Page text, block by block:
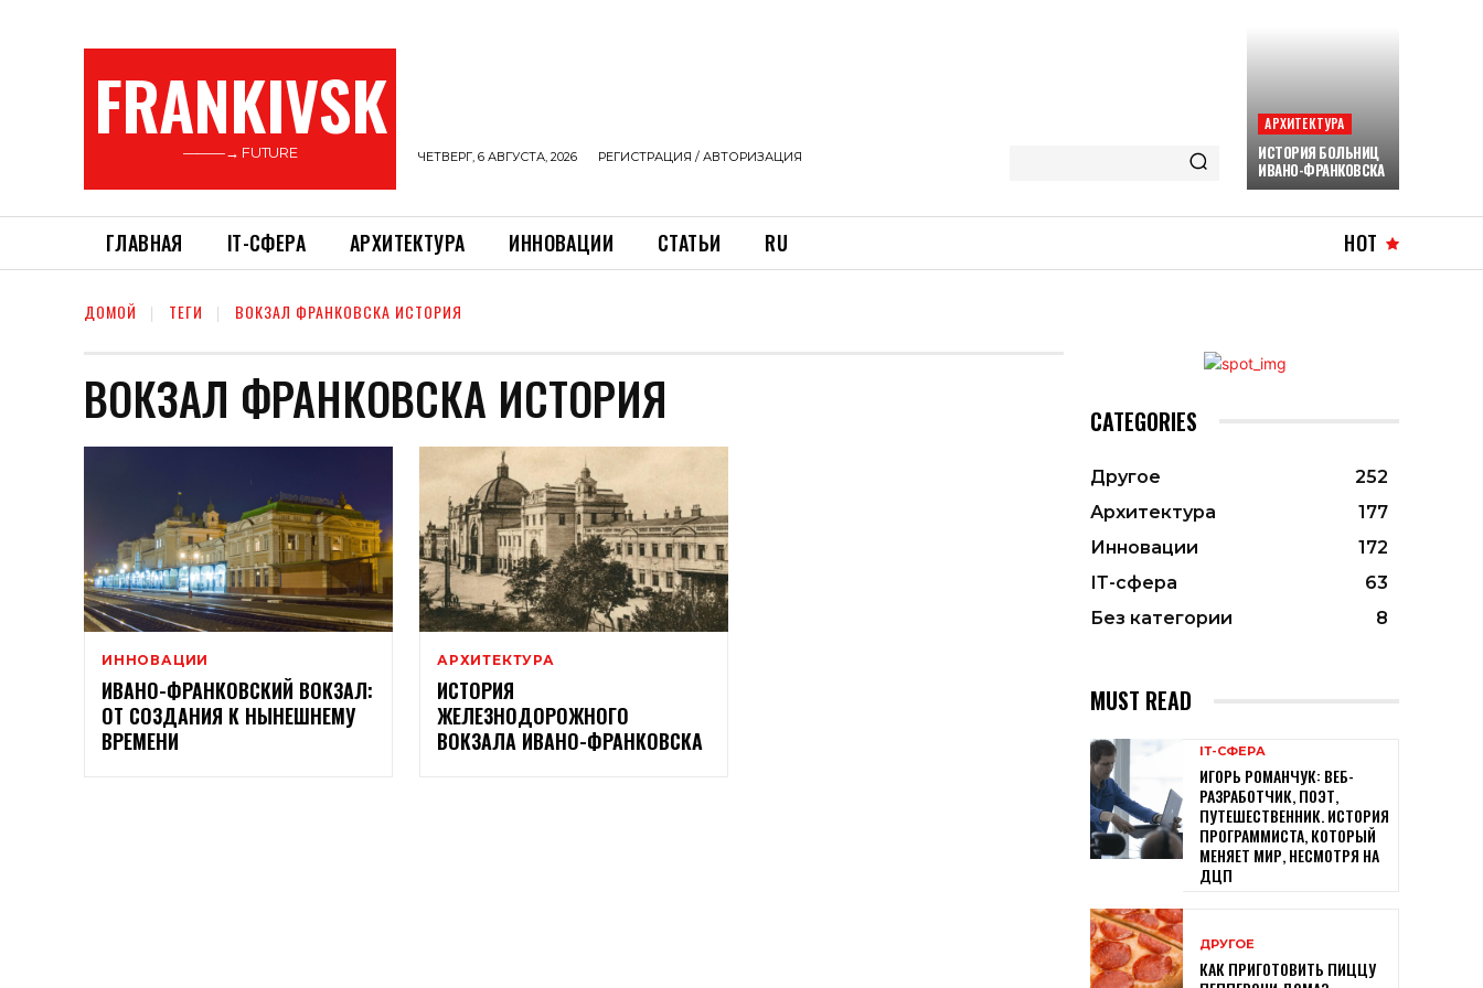
FRANKIVSK
———→ FUTURE ЧЕТВЕРГ, 6 АВГУСТА, 2026 РЕГИСТРАЦИЯ / АВТОРИЗАЦИЯ
АРХИТЕКТУРА
ИСТОРИЯ БОЛЬНИЦ
ИВАНО-ФРАНКОВСКА
ГЛАВНАЯ ІТ-СФЕРА АРХИТЕКТУРА ИННОВАЦИИ СТАТЬИ RU HOT
ДОМОЙ ТЕГИ ВОКЗАЛ ФРАНКОВСКА ИСТОРИЯ
ВОКЗАЛ ФРАНКОВСКА ИСТОРИЯ
ИННОВАЦИИ
ИВАНО-ФРАНКОВСКИЙ ВОКЗАЛ:
ОТ СОЗДАНИЯ К НЫНЕШНЕМУ
ВРЕМЕНИ
АРХИТЕКТУРА
ИСТОРИЯ
ЖЕЛЕЗНОДОРОЖНОГО
ВОКЗАЛА ИВАНО-ФРАНКОВСКА
CATEGORIES
Другое
252
Архитектура
177
Инновации
172
ІТ-сфера
63
Без категории
8
MUST READ
ІТ-СФЕРА
ИГОРЬ РОМАНЧУК: ВЕБ-
РАЗРАБОТЧИК, ПОЭТ,
ПУТЕШЕСТВЕННИК. ИСТОРИЯ
ПРОГРАММИСТА, КОТОРЫЙ
МЕНЯЕТ МИР, НЕСМОТРЯ НА
ДЦП
ДРУГОЕ
КАК ПРИГОТОВИТЬ ПИЦЦУ